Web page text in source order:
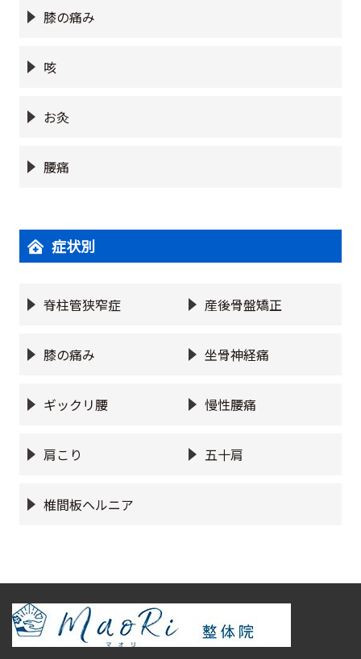
膝の痛み
咳
お灸
腰痛
症状別
脊柱管狭窄症 産後骨盤矯正
膝の痛み 坐骨神経痛
ギックリ腰 慢性腰痛
肩こり 五十肩
椎間板ヘルニア